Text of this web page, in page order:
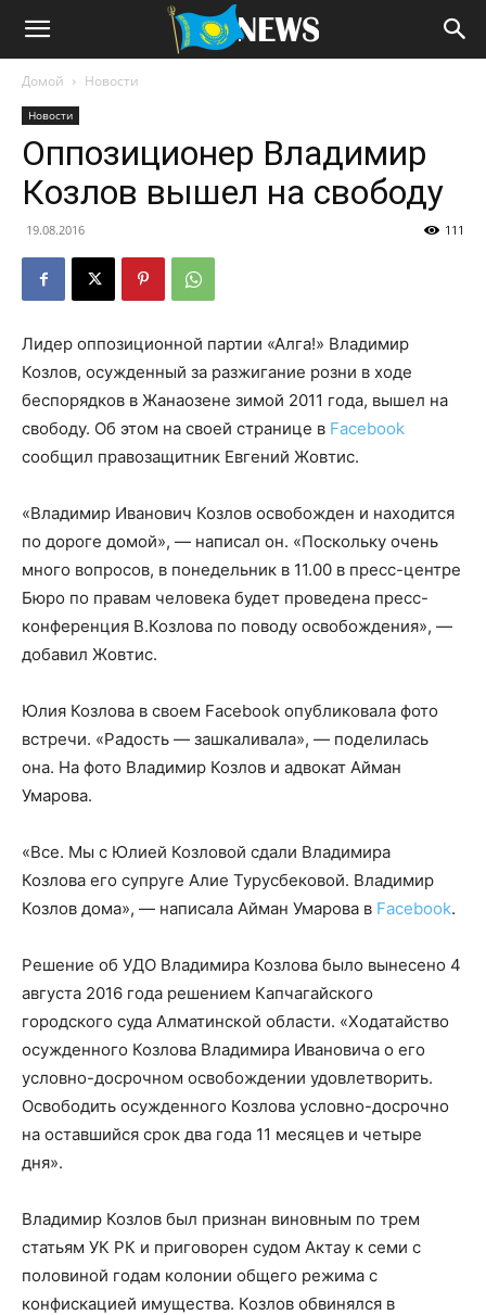
Домой Новости
Новости
Оппозиционер Владимир
Козлов вышел на свободу
19.08.2016 111
Лидер оппозиционной партии «Алга!» Владимир
Козлов, осужденный за разжигание розни в ходе
беспорядков в Жанаозене зимой 2011 года, вышел на
свободу. Об этом на своей странице в Facebook
сообщил правозащитник Евгений Жовтис.
«Владимир Иванович Козлов освобожден и находится
по дороге домой», — написал он. «Поскольку очень
много вопросов, в понедельник в 11.00 в пресс-центре
Бюро по правам человека будет проведена пресс-
конференция В.Козлова по поводу освобождения», —
добавил Жовтис.
Юлия Козлова в своем Facebook опубликовала фото
встречи. «Радость — зашкаливала», — поделилась
она. На фото Владимир Козлов и адвокат Айман
Умарова.
«Все. Мы с Юлией Козловой сдали Владимира
Козлова его супруге Алие Турусбековой. Владимир
Козлов дома», — написала Айман Умарова в Facebook.
Решение об УДО Владимира Козлова было вынесено 4
августа 2016 года решением Капчагайского
городского суда Алматинской области. «Ходатайство
осужденного Козлова Владимира Ивановича о его
условно-досрочном освобождении удовлетворить.
Освободить осужденного Козлова условно-досрочно
на оставшийся срок два года 11 месяцев и четыре
дня».
Владимир Козлов был признан виновным по трем
статьям УК РК и приговорен судом Актау к семи с
половиной годам колонии общего режима с
конфискацией имущества. Козлов обвинялся в